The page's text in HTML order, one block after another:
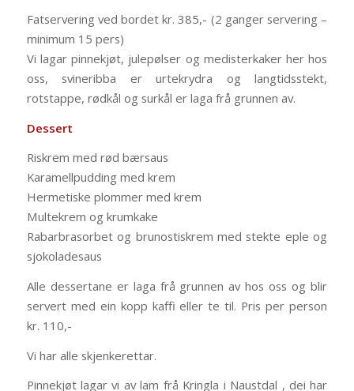
Fatservering ved bordet kr. 385,- (2 ganger servering –
minimum 15 pers)
Vi lagar pinnekjøt, julepølser og medisterkaker her hos
oss, svineribba er urtekrydra og langtidsstekt,
rotstappe, rødkål og surkål er laga frå grunnen av.
Dessert
Riskrem med rød bærsaus
Karamellpudding med krem
Hermetiske plommer med krem
Multekrem og krumkake
Rabarbrasorbet og brunostiskrem med stekte eple og
sjokoladesaus
Alle dessertane er laga frå grunnen av hos oss og blir
servert med ein kopp kaffi eller te til. Pris per person
kr. 110,-
Vi har alle skjenkerettar.
Pinnekjøt lagar vi av lam frå Kringla i Naustdal , dei har